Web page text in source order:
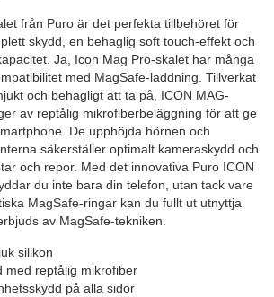
från Puro är det perfekta tillbehöret för
skydd, en behaglig soft touch-effekt och
Ja, Icon Mag Pro-skalet har många
med MagSafe-laddning. Tillverkat
och behagligt att ta på, ICON MAG-
av reptålig mikrofiberbeläggning för att ge
De upphöjda hörnen och
säkerställer optimalt kameraskydd och
och repor. Med det innovativa Puro ICON
du inte bara din telefon, utan tack vare
MagSafe-ringar kan du fullt ut utnyttja
av MagSafe-tekniken.
silikon
med reptålig mikrofiber
på alla sidor